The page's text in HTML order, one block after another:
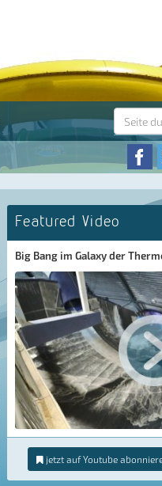
Featured Video
Big Bang im Galaxy der
jetzt auf Youtube